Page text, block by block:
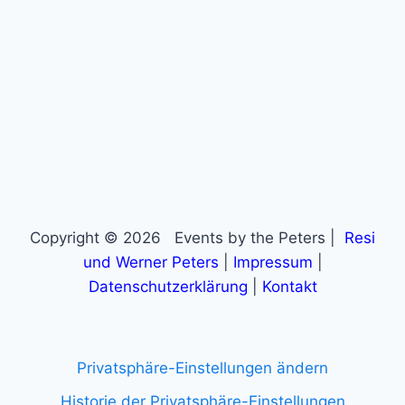
Copyright © 2026 Events by the Peters |
Resi
und Werner Peters
Impressum
Datenschutzerklärung
Kontakt
Privatsphäre-Einstellungen ändern
Historie der Privatsphäre-Einstellungen